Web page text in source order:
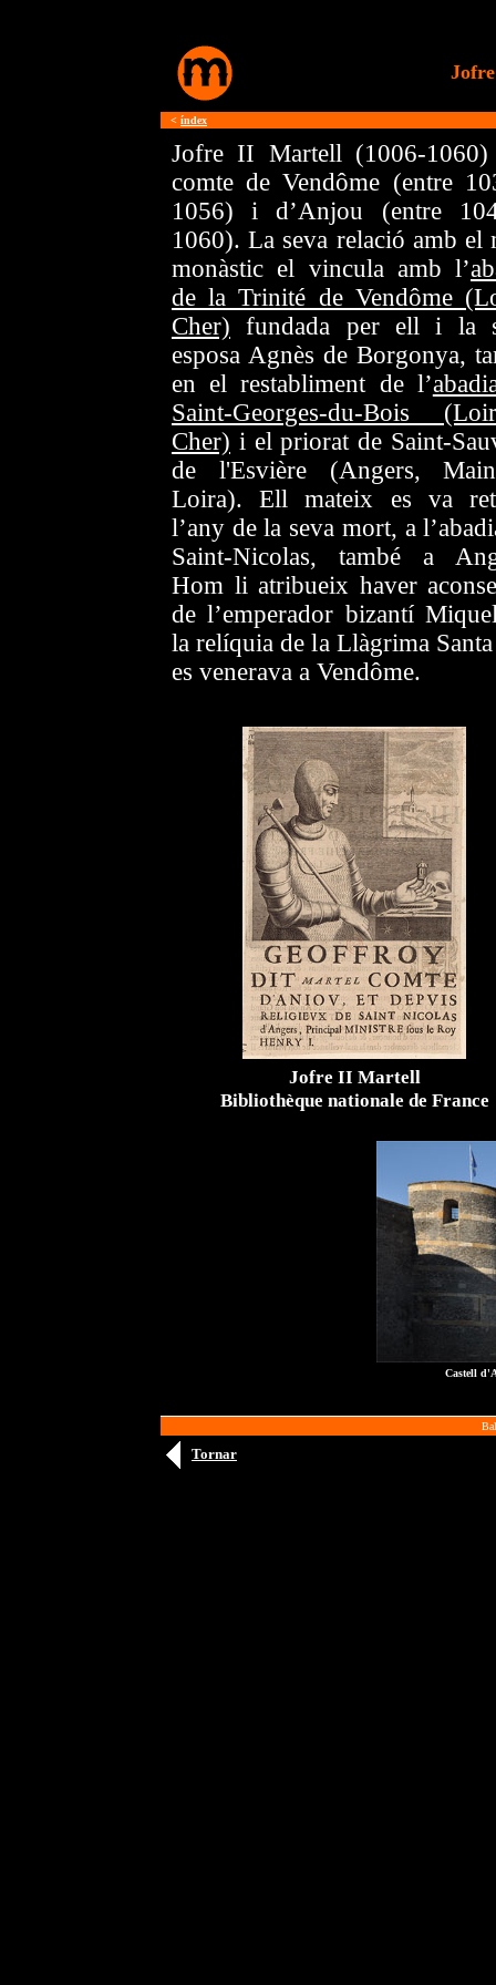
< índex
Jofre II Martell (1006-
comte de Vendôme (entre
1056) i d’Anjou (entre
1060). La seva relació amb el
monàstic el vincula amb l’
de la Trinité de Vendôme
Cher) fundada per ell i la
esposa Agnès de Borgonya,
en el restabliment de l’
Saint-Georges-du-Bois
Cher) i el priorat de Saint-
de l'Esvière (Angers,
Loira). Ell mateix es va
l’any de la seva mort, a
Saint-Nicolas, també a
Hom li atribueix haver
de l’emperador bizantí
la relíquia de la Llàgrima
es venerava a Vendôme.
Jofre II Martell
Bibliothèque nationale de France
Castell
Tornar